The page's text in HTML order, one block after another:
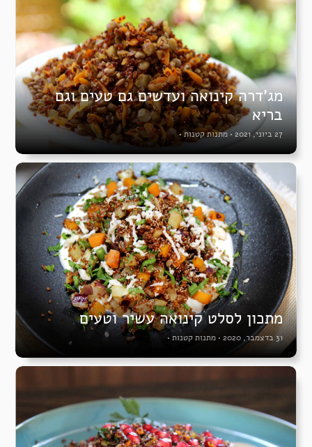
מג’דרה קינואה ועדשים גם טעים וגם
בריא
27 ביוני, 2021 •מתנות קטנות •
מתכון לסלט קינואה עשיר וטעים
31 בדצמבר, 2020 • מתנות קטנות •